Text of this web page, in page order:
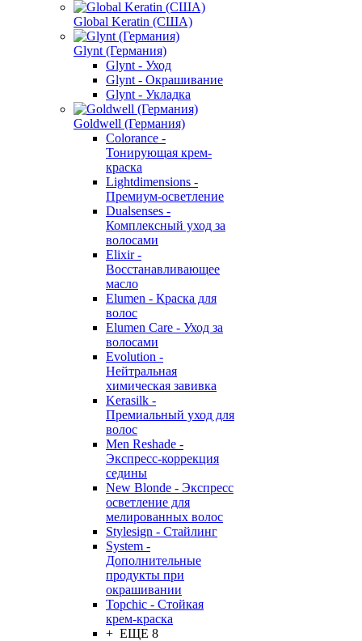
Global Keratin (США)
Glynt (Германия)
Glynt - Уход
Glynt - Окрашивание
Glynt - Укладка
Goldwell (Германия)
Colorance -
Тонирующая крем-
краска
Lightdimensions -
Премиум-осветление
Dualsenses -
Комплексный уход за
волосами
Elixir -
Восстанавливающее
масло
Elumen - Краска для
волос
Elumen Care - Уход за
волосами
Evolution -
Нейтральная
химическая завивка
Kerasilk -
Премиальный уход для
волос
Men Reshade -
Экспресс-коррекция
седины
New Blonde - Экспресс
осветление для
мелированных волос
Stylesign - Стайлинг
System -
Дополнительные
продукты при
окрашивании
Topchic - Стойкая
крем-краска
+ ЕЩЕ 8